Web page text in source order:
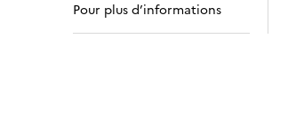
Pour plus d’informations